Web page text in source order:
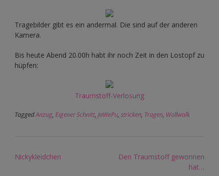
Tragebilder gibt es ein andermal. Die sind auf der anderen
Kamera.
Bis heute Abend 20.00h habt ihr noch Zeit in den Lostopf zu
hüpfen:
Traumstoff-Verlosung
TaggedAnzug, Eigener Schnitt, JaWePu, stricken, Tragen, Wollwalk
Post
Nickykleidchen
Den Traumstoff gewonnen
hat…